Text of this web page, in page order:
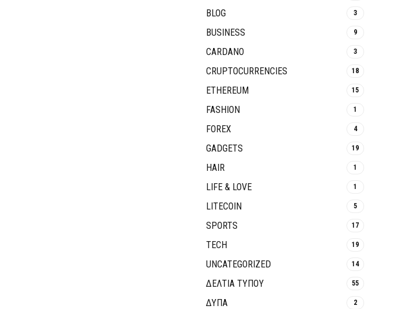
BLOG 3
BUSINESS 9
CARDANO 3
CRUPTOCURRENCIES 18
ETHEREUM 15
FASHION 1
FOREX 4
GADGETS 19
HAIR 1
LIFE & LOVE 1
LITECOIN 5
SPORTS 17
TECH 19
UNCATEGORIZED 14
ΔΕΛΤΙΑ ΤΥΠΟΥ 55
ΔΥΠΑ 2